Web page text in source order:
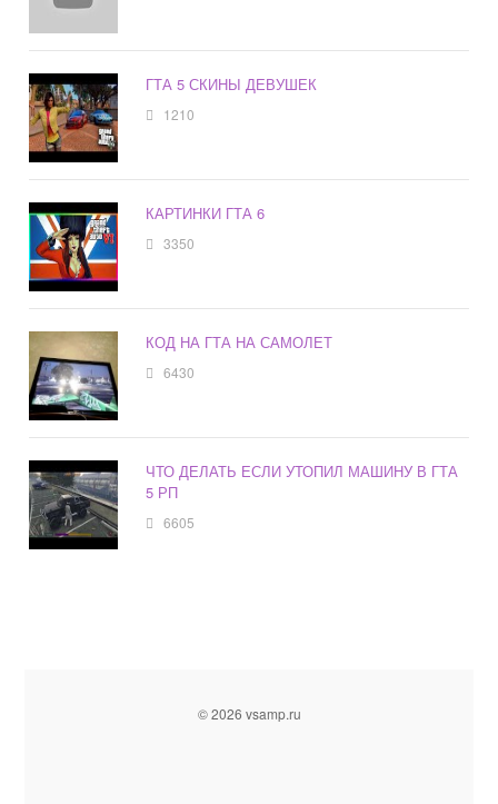
ГТА 5 СКИНЫ ДЕВУШЕК
1210
КАРТИНКИ ГТА 6
3350
КОД НА ГТА НА САМОЛЕТ
6430
ЧТО ДЕЛАТЬ ЕСЛИ УТОПИЛ МАШИНУ В ГТА
5 РП
6605
© 2026 vsamp.ru